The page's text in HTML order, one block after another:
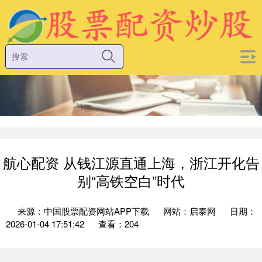
航心配资 从钱江源直通上海，浙江开化告
别“高铁空白”时代
来源：中国股票配资网站APP下载 网站：启泰网
日期：
2026-01-04 17:51:42
查看：204